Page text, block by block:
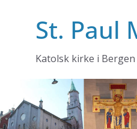
St. Paul
Katolsk kirke i Bergen